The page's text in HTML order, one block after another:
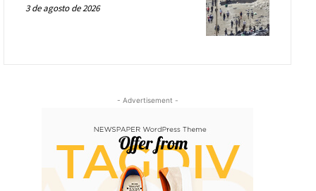
3 de agosto de 2026
- Advertisement -